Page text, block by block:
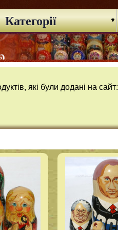
Категорії
які були додані на сайт: